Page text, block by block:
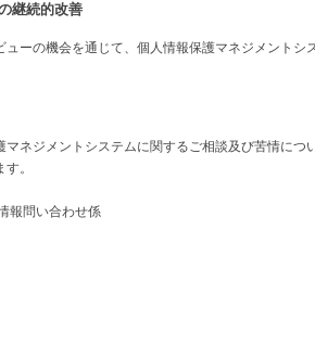
継続的改善
ーの機会を通じて、個人情報保護マネジメントシ
ネジメントシステムに関するご相談及び苦情につ
。
報問い合わせ係